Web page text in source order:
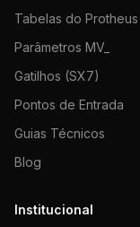
Tabelas do Protheus
Parâmetros MV_
Gatilhos (SX7)
Pontos de Entrada
Guias Técnicos
Blog
Institucional